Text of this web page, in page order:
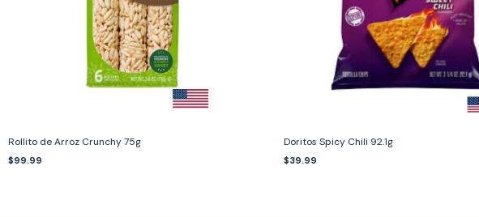
Rollito de Arroz Crunchy 75g
$99.99
Doritos Spicy Chili 92.1g
$39.99